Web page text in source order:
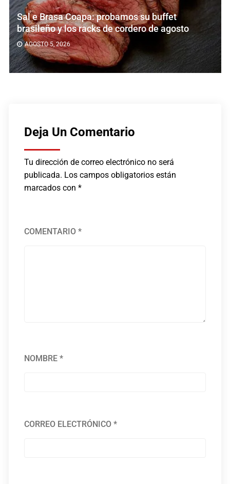
Coapa: probamos su buffet
y los racks de cordero de agosto
5, 2026
en
Deja Un Comentario
Tu dirección de correo electrónico no será
publicada. Los campos obligatorios están
marcados con*
COMENTARIO*
NOMBRE*
CORREO ELECTRÓNICO*